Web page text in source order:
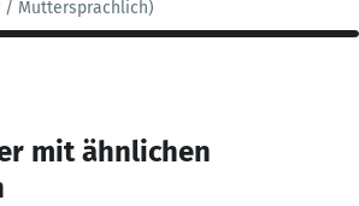
/ Muttersprachlich)
mit ähnlichen